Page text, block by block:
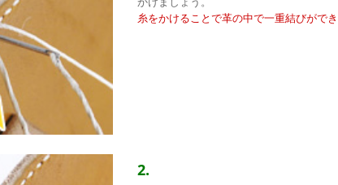
糸をかけることで革の中で一重結びができ
2.